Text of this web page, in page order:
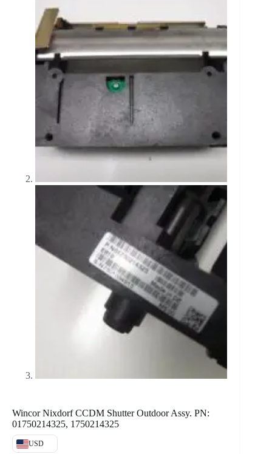
Wincor Nixdorf CCDM Shutter Outdoor Assy. PN:
01750214325, 1750214325
USD